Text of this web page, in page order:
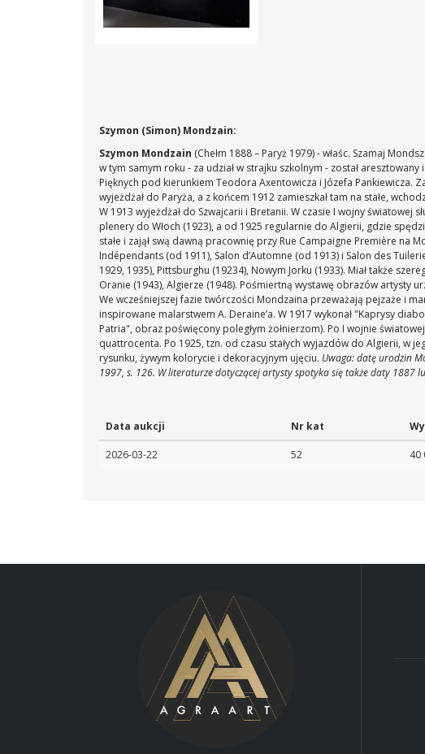
Szymon (Simon) Mondzain:
Szymon Mondzain (Chełm 1888 – Paryż 1979) - właśc. Szamaj
w tym samym roku - za udział w strajku szkolnym - został
Pięknych pod kierunkiem Teodora Axentowicza i Józefa Pankiewicza.
wyjeżdżał do Paryża, a z końcem 1912 zamieszkał tam na stałe,
W 1913 wyjeżdżał do Szwajcarii i Bretanii. W czasie I wojny światowej
plenery do Włoch (1923), a od 1925 regularnie do Algierii, gdzie
stałe i zajął swą dawną pracownię przy Rue Campaigne Première
Indépendants (od 1911), Salon d’Automne (od 1913) i Salon des
1929, 1935), Pittsburghu (19234), Nowym Jorku (1933). Miał także
Oranie (1943), Algierze (1948). Pośmiertną wystawę obrazów artysty
We wcześniejszej fazie twórczości Mondzaina przeważają pejzaże i
inspirowane malarstwem A. Deraine’a. W 1917 wykonał "Kaprysy
Patria", obraz poświęcony poległym żołnierzom). Po I wojnie
quattrocenta. Po 1925, tzn. od czasu stałych wyjazdów do Algierii,
rysunku, żywym kolorycie i dekoracyjnym ujęciu. Uwaga: datę urodzin
1997, s. 126. W literaturze dotyczącej artysty spotyka się także daty 1887
Data aukcji Nr kat
2026-03-22 52 40